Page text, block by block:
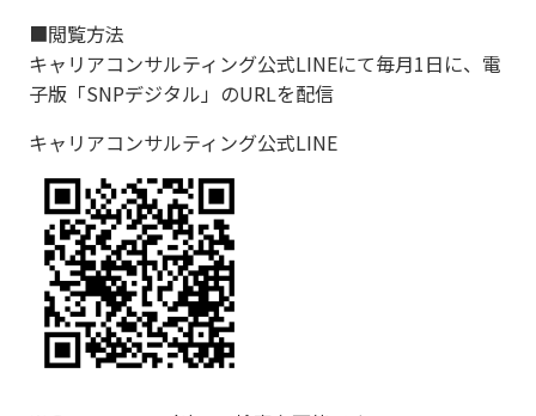
■閲覧方法
キャリアコンサルティング公式LINEにて毎月1日に、電
子版「SNPデジタル」のURLを配信​
キャリアコンサルティング公式LINE